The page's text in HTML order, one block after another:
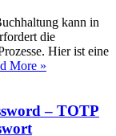
kann in
die
Hier ist eine
More »
– TOTP